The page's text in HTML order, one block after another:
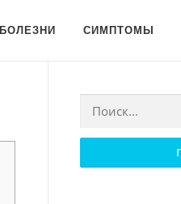
БОЛЕЗНИ СИМПТОМЫ
Найти: